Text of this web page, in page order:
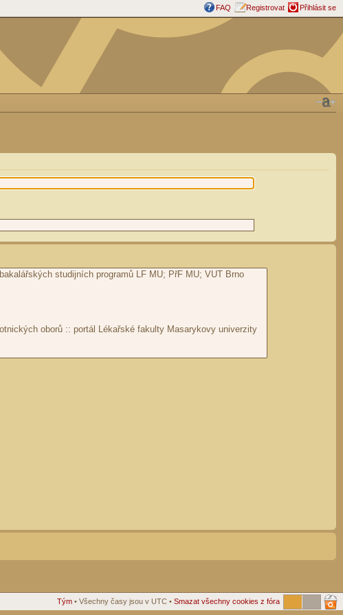
FAQ Registrovat Přihlásit se
Tým • Všechny časy jsou v UTC • Smazat všechny cookies z fóra